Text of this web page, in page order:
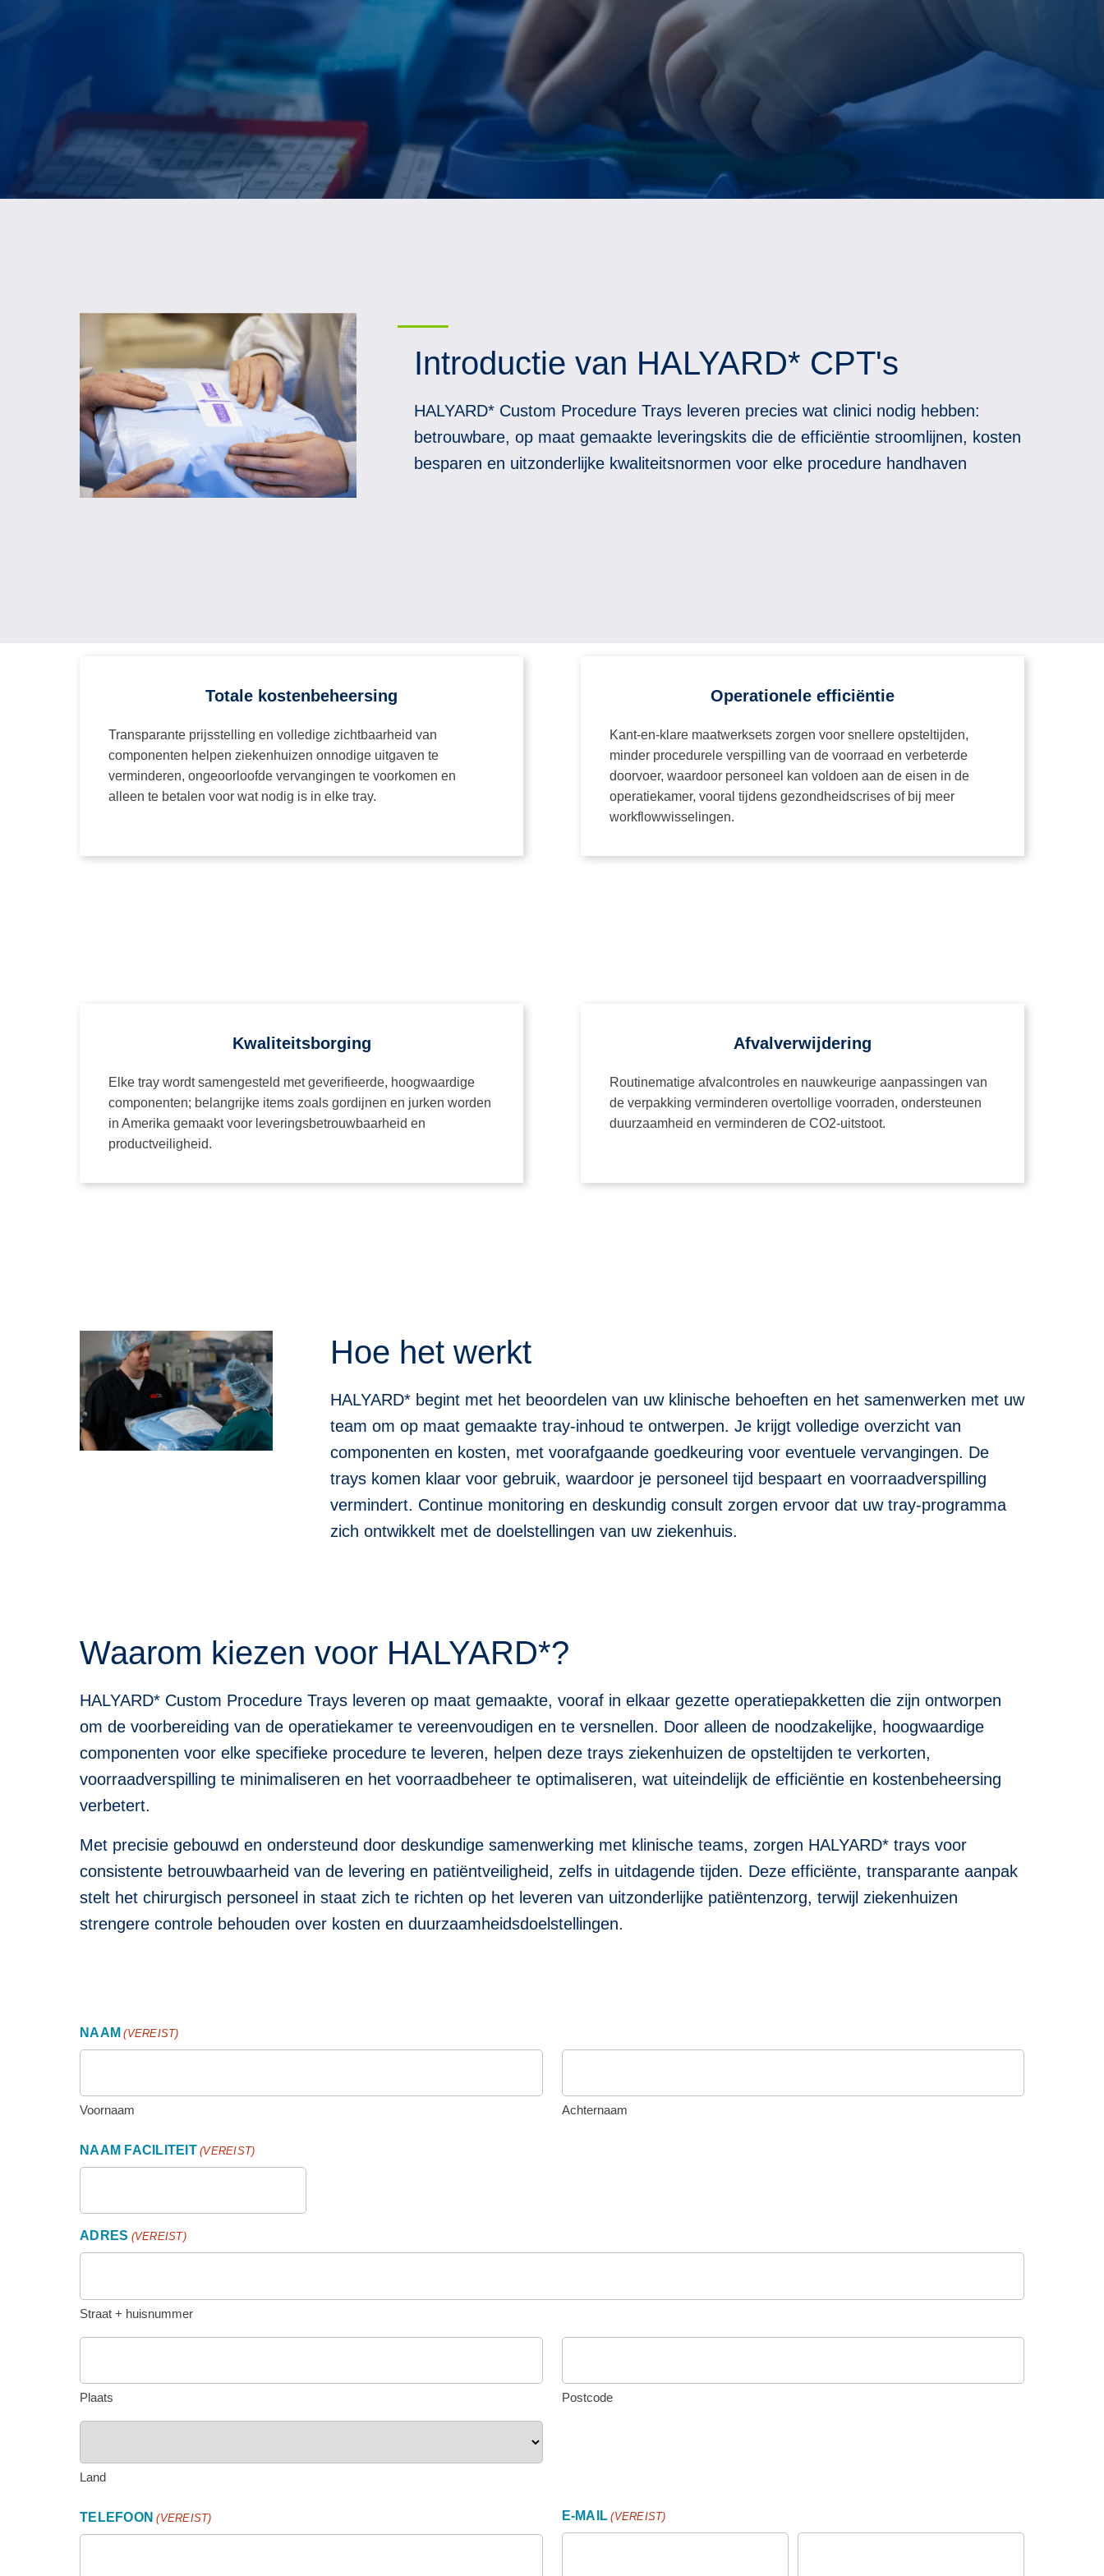
Introductie van HALYARD* CPT's
HALYARD* Custom Procedure Trays leveren precies wat clinici nodig hebben:
betrouwbare, op maat gemaakte leveringskits die de efficiëntie stroomlijnen, kosten
besparen en uitzonderlijke kwaliteitsnormen voor elke procedure handhaven
Totale kostenbeheersing
Transparante prijsstelling en volledige zichtbaarheid van
componenten helpen ziekenhuizen onnodige uitgaven te
verminderen, ongeoorloofde vervangingen te voorkomen en
alleen te betalen voor wat nodig is in elke tray.
Operationele efficiëntie
Kant-en-klare maatwerksets zorgen voor snellere opsteltijden,
minder procedurele verspilling van de voorraad en verbeterde
doorvoer, waardoor personeel kan voldoen aan de eisen in de
operatiekamer, vooral tijdens gezondheidscrises of bij meer
workflowwisselingen.
Kwaliteitsborging
Elke tray wordt samengesteld met geverifieerde, hoogwaardige
componenten; belangrijke items zoals gordijnen en jurken worden
in Amerika gemaakt voor leveringsbetrouwbaarheid en
productveiligheid.
Afvalverwijdering
Routinematige afvalcontroles en nauwkeurige aanpassingen van
de verpakking verminderen overtollige voorraden, ondersteunen
duurzaamheid en verminderen de CO2-uitstoot.
Hoe het werkt
HALYARD* begint met het beoordelen van uw klinische behoeften en het samenwerken met uw
team om op maat gemaakte tray-inhoud te ontwerpen. Je krijgt volledige overzicht van
componenten en kosten, met voorafgaande goedkeuring voor eventuele vervangingen. De
trays komen klaar voor gebruik, waardoor je personeel tijd bespaart en voorraadverspilling
vermindert. Continue monitoring en deskundig consult zorgen ervoor dat uw tray-programma
zich ontwikkelt met de doelstellingen van uw ziekenhuis.
Waarom kiezen voor HALYARD*?
HALYARD* Custom Procedure Trays leveren op maat gemaakte, vooraf in elkaar gezette operatiepakketten die zijn ontworpen
om de voorbereiding van de operatiekamer te vereenvoudigen en te versnellen. Door alleen de noodzakelijke, hoogwaardige
componenten voor elke specifieke procedure te leveren, helpen deze trays ziekenhuizen de opsteltijden te verkorten,
voorraadverspilling te minimaliseren en het voorraadbeheer te optimaliseren, wat uiteindelijk de efficiëntie en kostenbeheersing
verbetert.
Met precisie gebouwd en ondersteund door deskundige samenwerking met klinische teams, zorgen HALYARD* trays voor
consistente betrouwbaarheid van de levering en patiëntveiligheid, zelfs in uitdagende tijden. Deze efficiënte, transparante aanpak
stelt het chirurgisch personeel in staat zich te richten op het leveren van uitzonderlijke patiëntenzorg, terwijl ziekenhuizen
strengere controle behouden over kosten en duurzaamheidsdoelstellingen.
NAAM (VEREIST)
Voornaam Achternaam
NAAM FACILITEIT (VEREIST)
ADRES (VEREIST)
Straat + huisnummer
Plaats Postcode
Land
TELEFOON (VEREIST) E-MAIL (VEREIST)